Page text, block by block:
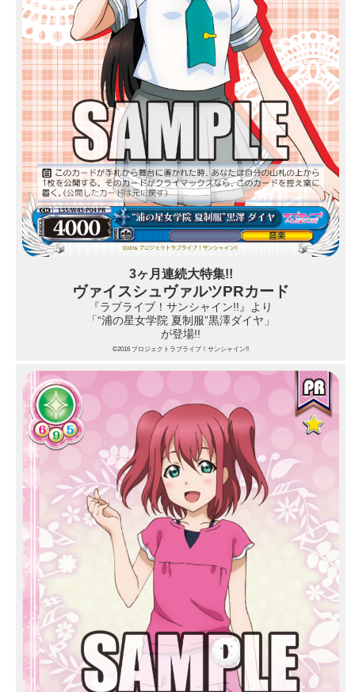
3ヶ月連続大特集!!
ヴァイスシュヴァルツPRカード
『ラブライブ！サンシャイン!!』より
「“浦の星女学院 夏制服”黒澤ダイヤ」
が登場!!
©2016 プロジェクトラブライブ！サンシャイン!!